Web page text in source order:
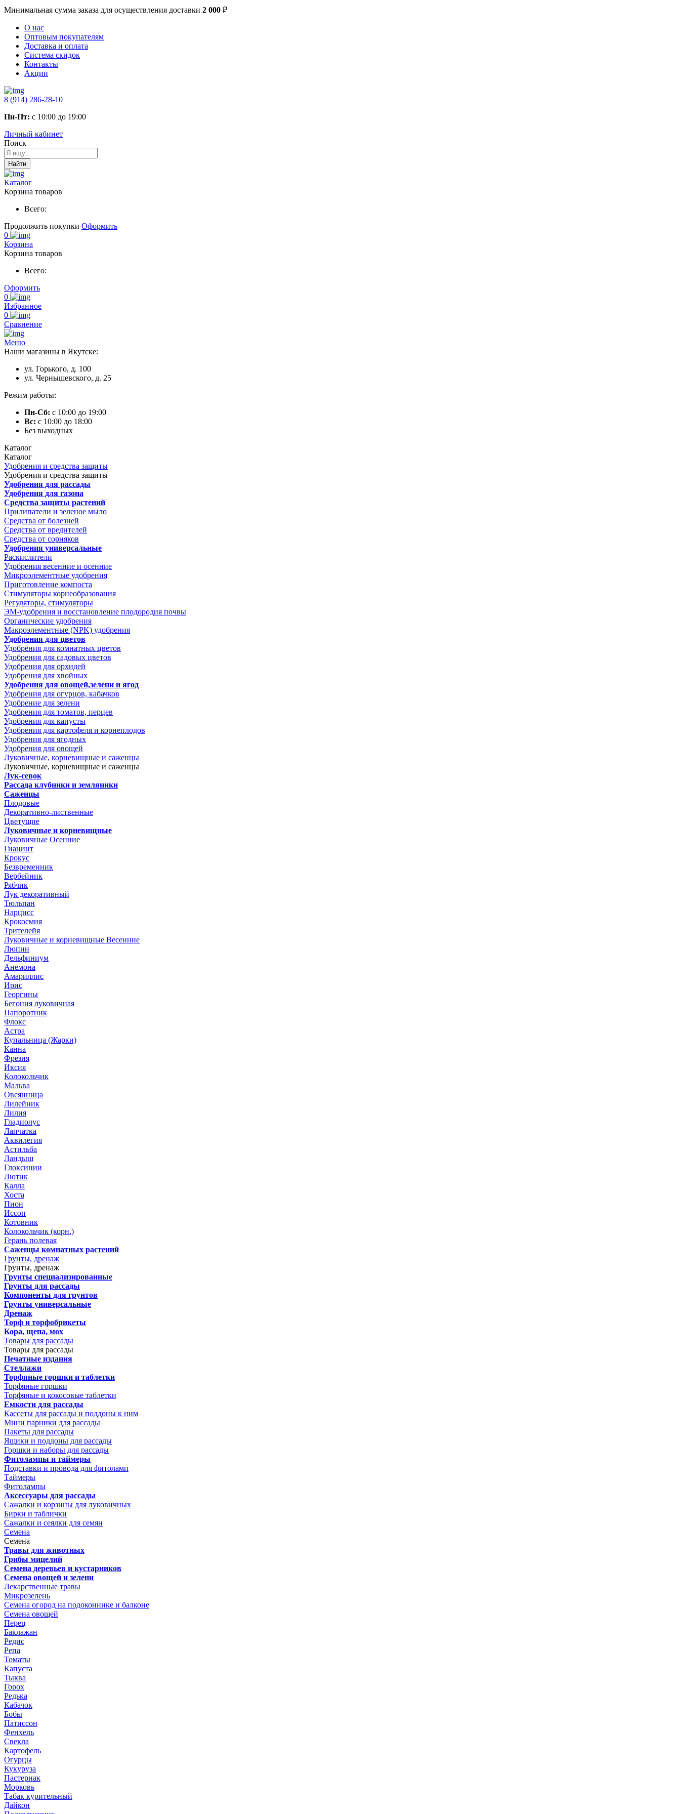
Минимальная сумма заказа для осуществления доставки 2 000 ₽
О нас
Оптовым покупателям
Доставка и оплата
Система скидок
Контакты
Акции
8 (914) 286-28-10
Пн-Пт: с 10:00 до 19:00
Личный кабинет
Поиск
Найти
Каталог
Корзина товаров
Всего:
Продолжить покупки Оформить
0
Корзина
Корзина товаров
Всего:
Оформить
0
Избранное
0
Сравнение
Меню
Наши магазины в Якутске:
ул. Горького, д. 100
ул. Чернышевского, д. 25
Режим работы:
Пн-Сб: с 10:00 до 19:00
Вс: с 10:00 до 18:00
Без выходных
Каталог
Каталог
Удобрения и средства защиты
Удобрения и средства защиты
Удобрения для рассады
Удобрения для газона
Средства защиты растений
Прилипатели и зеленое мыло
Средства от болезней
Средства от вредителей
Средства от сорняков
Удобрения универсальные
Раскислители
Удобрения весенние и осенние
Микроэлементные удобрения
Приготовление компоста
Стимуляторы корнеобразования
Регуляторы, стимуляторы
ЭМ-удобрения и восстановление плодородия почвы
Органические удобрения
Макроэлементные (NPK) удобрения
Удобрения для цветов
Удобрения для комнатных цветов
Удобрения для садовых цветов
Удобрения для орхидей
Удобрения для хвойных
Удобрения для овощей,зелени и ягод
Удобрения для огурцов, кабачков
Удобрение для зелени
Удобрения для томатов, перцев
Удобрения для капусты
Удобрения для картофеля и корнеплодов
Удобрения для ягодных
Удобрения для овощей
Луковичные, корневищные и саженцы
Луковичные, корневищные и саженцы
Лук-севок
Рассада клубники и земляники
Саженцы
Плодовые
Декоративно-лиственные
Цветущие
Луковичные и корневищные
Луковичные Осенние
Гиацинт
Крокус
Безвременник
Вербейник
Рябчик
Лук декоративный
Тюльпан
Нарцисс
Крокосмия
Трителейя
Луковичные и корневищные Весенние
Люпин
Дельфиниум
Анемона
Амариллис
Ирис
Георгины
Бегония луковичная
Папоротник
Флокс
Астра
Купальница (Жарки)
Канна
Фрезия
Иксия
Колокольчик
Мальва
Овсянница
Лилейник
Лилия
Гладиолус
Лапчатка
Аквилегия
Астильба
Ландыш
Глоксинии
Лютик
Калла
Хоста
Пион
Иссоп
Котовник
Колокольчик (корн.)
Герань полевая
Саженцы комнатных растений
Грунты, дренаж
Грунты, дренаж
Грунты специализированные
Грунты для рассады
Компоненты для грунтов
Грунты универсальные
Дренаж
Торф и торфобрикеты
Кора, щепа, мох
Товары для рассады
Товары для рассады
Печатные издания
Стеллажи
Торфяные горшки и таблетки
Торфяные горшки
Торфяные и кокосовые таблетки
Емкости для рассады
Кассеты для рассады и поддоны к ним
Мини парники для рассады
Пакеты для рассады
Ящики и поддоны для рассады
Горшки и наборы для рассады
Фитолампы и таймеры
Подставки и провода для фитоламп
Таймеры
Фитолампы
Аксессуары для рассады
Сажалки и корзины для луковичных
Бирки и таблички
Сажалки и сеялки для семян
Семена
Семена
Травы для животных
Грибы мицелий
Семена деревьев и кустарников
Семена овощей и зелени
Лекарственные травы
Микрозелень
Семена огород на подоконнике и балконе
Семена овощей
Перец
Баклажан
Редис
Репа
Томаты
Капуста
Тыква
Горох
Редька
Кабачок
Бобы
Патиссон
Фенхель
Свекла
Картофель
Огурцы
Кукуруза
Пастернак
Морковь
Табак курительный
Дайкон